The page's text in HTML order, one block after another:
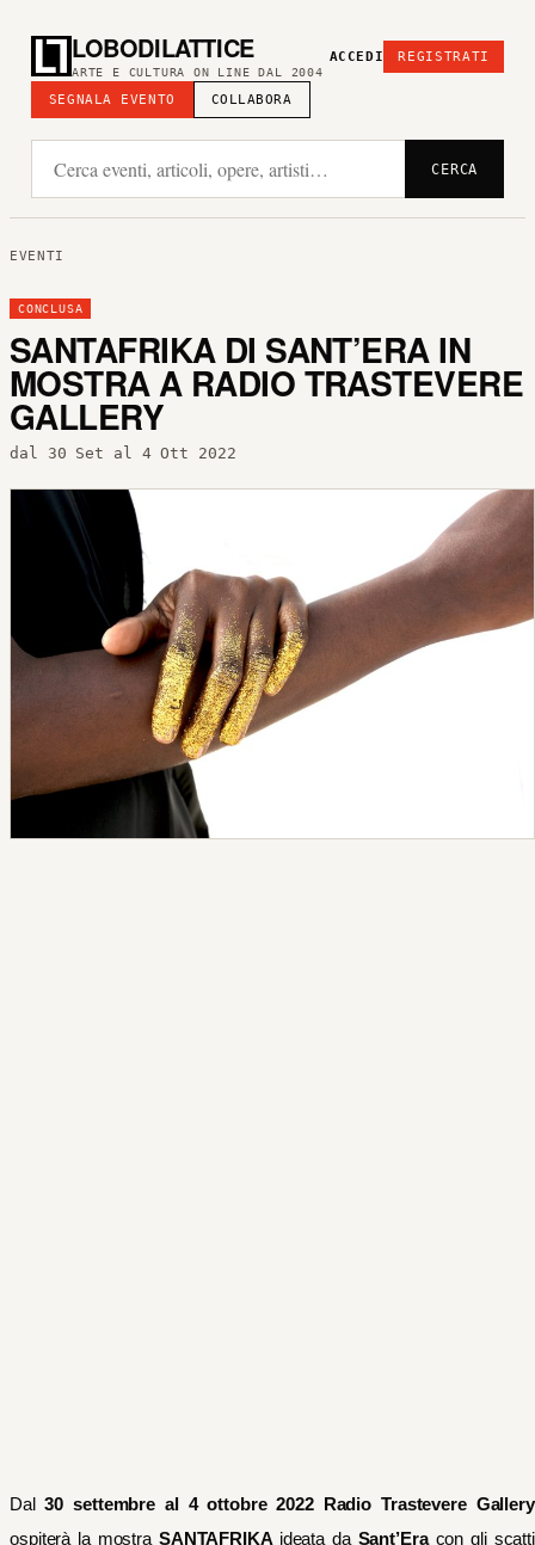
LOBODILATTICE
ARTE E CULTURA ON LINE DAL 2004
SEGNALA EVENTO COLLABORA
ACCEDI REGISTRATI
CERCA
EVENTI
CONCLUSA
SANTAFRIKA DI SANT’ERA IN
MOSTRA A RADIO TRASTEVERE
GALLERY
dal 30 Set al 4 Ott 2022
Dal30 settembre al 4 ottobre 2022 Radio Trastevere Gallery
ospiterà la mostra SANTAFRIKA ideata da Sant’Eracon gli scatti